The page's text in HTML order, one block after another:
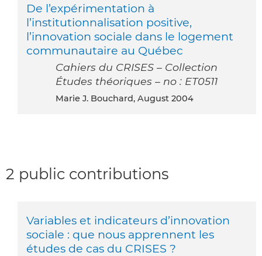
De l’expérimentation à
l’institutionnalisation positive,
l’innovation sociale dans le logement
communautaire au Québec
Cahiers du CRISES – Collection
Études théoriques – no : ET0511
Marie J. Bouchard, August 2004
2 public contributions
Variables et indicateurs d’innovation
sociale : que nous apprennent les
études de cas du CRISES ?